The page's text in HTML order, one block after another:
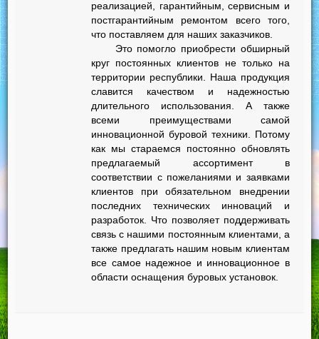
реализацией, гарантийным, сервисным и
постгарантийным ремонтом всего того,
что поставляем для наших заказчиков.
Это помогло приобрести обширный
круг постоянных клиентов не только на
территории республики. Наша продукция
славится качеством и надежностью
длительного использования. А также
всеми преимуществами самой
инновационной буровой техники. Потому
как мы стараемся постоянно обновлять
предлагаемый ассортимент в
соответствии с пожеланиями и заявками
клиентов при обязательном внедрении
последних технических инноваций и
разработок. Что позволяет поддерживать
связь с нашими постоянным клиентами, а
также предлагать нашим новым клиентам
все самое надежное и инновационное в
области оснащения буровых установок.